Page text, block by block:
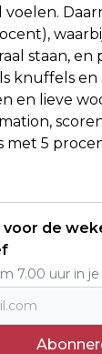
voelen.
staan, en
knuffels en
en lieve
met 5
voor de
7.00 uur in je